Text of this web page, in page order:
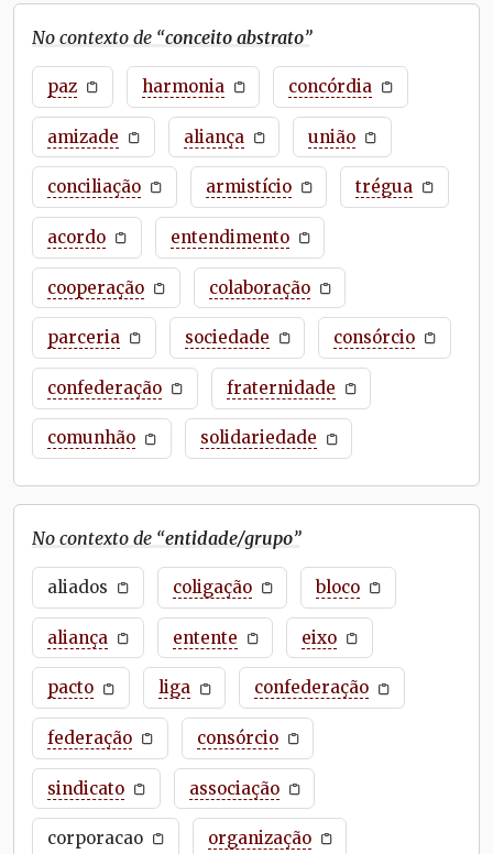
No contexto de “conceito abstrato”
paz harmonia concórdia
amizade aliança união
conciliação armistício trégua
acordo entendimento
cooperação colaboração
parceria sociedade consórcio
confederação fraternidade
comunhão solidariedade
No contexto de “entidade/grupo”
aliados coligação bloco
aliança entente eixo
pacto liga confederação
federação consórcio
sindicato associação
corporacao organização